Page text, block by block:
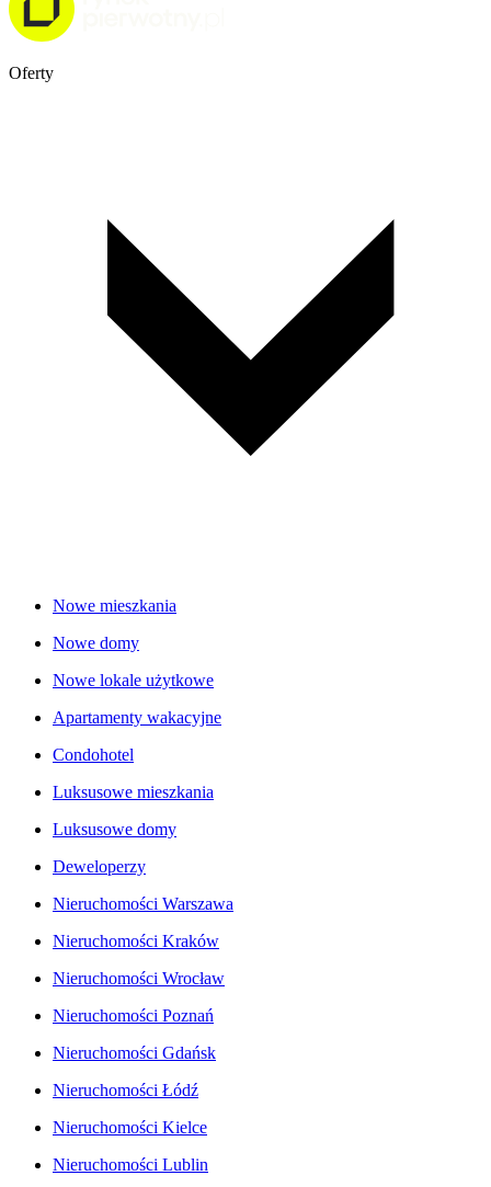
Oferty
Nowe mieszkania
Nowe domy
Nowe lokale użytkowe
Apartamenty wakacyjne
Condohotel
Luksusowe mieszkania
Luksusowe domy
Deweloperzy
Nieruchomości Warszawa
Nieruchomości Kraków
Nieruchomości Wrocław
Nieruchomości Poznań
Nieruchomości Gdańsk
Nieruchomości Łódź
Nieruchomości Kielce
Nieruchomości Lublin